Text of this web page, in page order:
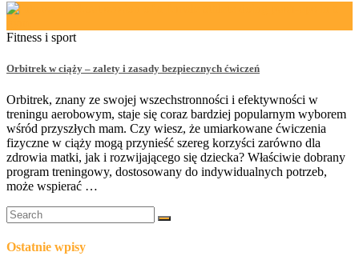
Fitness i sport
Orbitrek w ciąży – zalety i zasady bezpiecznych ćwiczeń
Orbitrek, znany ze swojej wszechstronności i efektywności w
treningu aerobowym, staje się coraz bardziej popularnym wyborem
wśród przyszłych mam. Czy wiesz, że umiarkowane ćwiczenia
fizyczne w ciąży mogą przynieść szereg korzyści zarówno dla
zdrowia matki, jak i rozwijającego się dziecka? Właściwie dobrany
program treningowy, dostosowany do indywidualnych potrzeb,
może wspierać …
Ostatnie wpisy